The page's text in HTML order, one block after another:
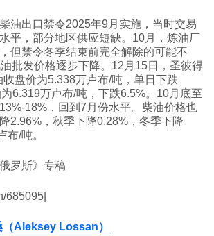
油出口禁令2025年9月实施，当时交易
平，部分地区供应短缺。10月，炼油厂
但禁令冬季结束前完全解除的可能不
批发价格逐步下降。12月15日，圣彼得
盘价为5.338万卢布/吨，单日下跌
6.319万卢布/吨，下跌6.5%。10月底至
18%，回到7月份水平。柴油价格也
2.96%，秋季下降0.28%，冬季下降
布/吨。
罗斯》专稿
685095|
（Aleksey Lossan）